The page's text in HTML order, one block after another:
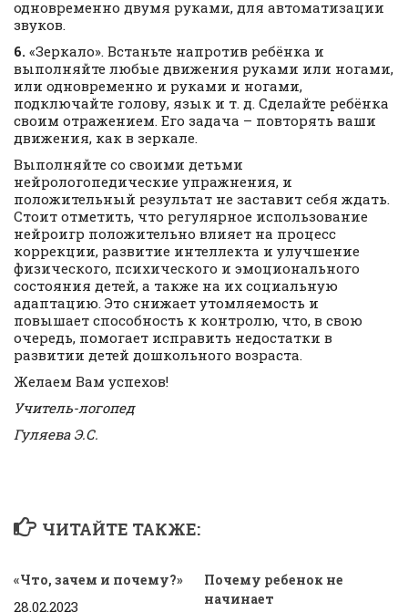
одновременно двумя руками, для автоматизации
звуков.
6. «Зеркало». Встаньте напротив ребёнка и
выполняйте любые движения руками или ногами,
или одновременно и руками и ногами,
подключайте голову, язык и т. д. Сделайте ребёнка
своим отражением. Его задача – повторять ваши
движения, как в зеркале.
Выполняйте со своими детьми
нейрологопедические упражнения, и
положительный результат не заставит себя ждать.
Стоит отметить, что регулярное использование
нейроигр положительно влияет на процесс
коррекции, развитие интеллекта и улучшение
физического, психического и эмоционального
состояния детей, а также на их социальную
адаптацию. Это снижает утомляемость и
повышает способность к контролю, что, в свою
очередь, помогает исправить недостатки в
развитии детей дошкольного возраста.
Желаем Вам успехов!
Учитель-логопед
Гуляева Э.С.
ЧИТАЙТЕ ТАКЖЕ:
«Что, зачем и почему?»
28.02.2023
Почему ребенок не
начинает